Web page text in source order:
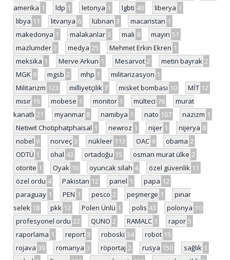
amerika 1 ldp 1 letonya 1 lgbti 40 liberya 1
libya 11 litvanya 6 lübnan 3 macaristan 1
makedonya 1 malakanlar 3 mali 8 mayın 51
mazlumder 2 medya 25 Mehmet Erkin Ekren 1
meksika 1 Merve Arkun 1 Mesarvot 2 metin bayrak 2
MGK 9 mgsb 2 mhp 1 militarizasyon 1
Militarizm 123 milliyetçilik 7 misket bombası 10 MİT 12
mısır 16 mobese 1 monitor 1 mülteci 76
murat
kanatlı 21 myanmar 8 namibya 1 nato 107 nazizm 1
Netiwit Chotiphatphaisal 1 newroz 1 nijer 1 nijerya 8
nobel 9 norveç 3 nükleer 113 OAC 9 obama 2
ODTÜ 1 ohal 43 ortadoğu 15 osman murat ülke 2
otorite 1 Oyak 10 oyuncak silah 4 özel güvenlik 11
özel ordu 4 Pakistan 12 panel 1 papa 12
paraguay 1 PEN 1 pesco 2 peşmerge 1
pınar
selek 18 pkk 12 Polen Ünlü 1 polis 43 polonya 10
profesyonel ordu 22 QUNO 2 RAMALC 1 rapor 5
raporlama 1 report 3 roboski 34 robot 15
rojava 39 romanya 3 röportaj 2 rusya 150 sağlık 1